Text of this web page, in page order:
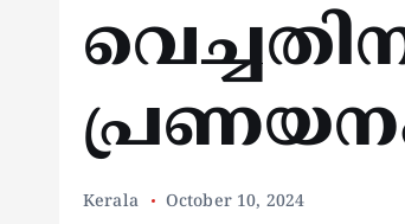
Kerala October 10, 2024